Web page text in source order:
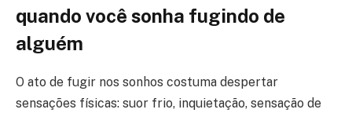
quando você sonha fugindo de
alguém
O ato de fugir nos sonhos costuma despertar
sensações físicas: suor frio, inquietação, sensação de